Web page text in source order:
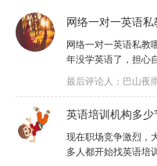
网络一对一英语
网络一对一英语私教
年没学英语了，担心
最后评论人：巴山夜
英语培训机构多少
现在职场竞争激烈，
多人都开始找英语培